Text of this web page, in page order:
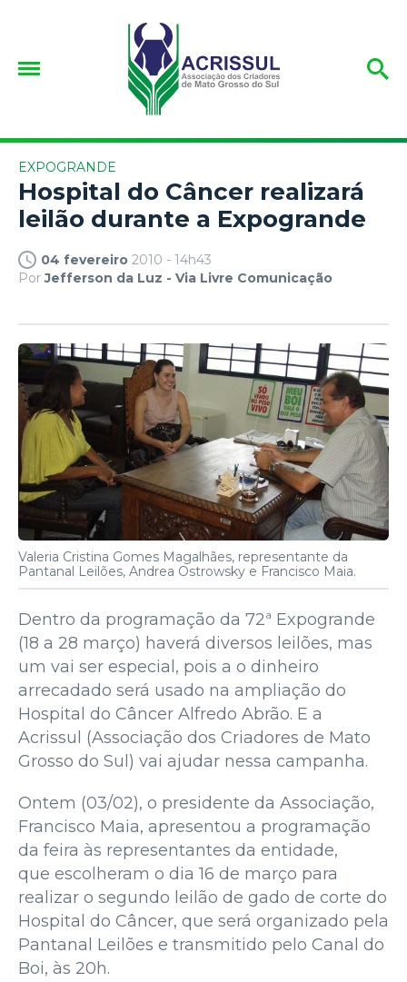
EXPOGRANDE
Hospital do Câncer realizará
leilão durante a Expogrande
04 fevereiro 2010 - 14h43
PorJefferson da Luz - Via Livre Comunicação
Valeria Cristina Gomes Magalhães, representante da
Pantanal Leilões, Andrea Ostrowsky e Francisco Maia.
Dentro da programação da 72ª Expogrande
(18 a 28 março) haverá diversos leilões, mas
um vai ser especial, pois a o dinheiro
arrecadado será usado na ampliação do
Hospital do Câncer Alfredo Abrão. E a
Acrissul (Associação dos Criadores de Mato
Grosso do Sul) vai ajudar nessa campanha.
Ontem (03/02), o presidente da Associação,
Francisco Maia, apresentou a programação
da feira às representantes da entidade,
que escolheram o dia 16 de março para
realizar o segundo leilão de gado de corte do
Hospital do Câncer, que será organizado pela
Pantanal Leilões e transmitido pelo Canal do
Boi, às 20h.